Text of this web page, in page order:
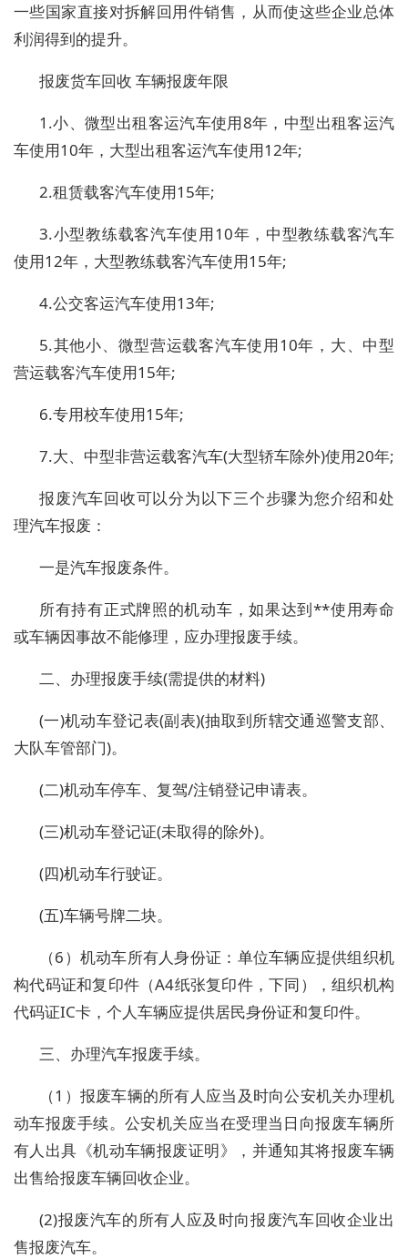
一些国家直接对拆解回用件销售，从而使这些企业总体
利润得到的提升。
报废货车回收 车辆报废年限
1.小、微型出租客运汽车使用8年，中型出租客运汽
车使用10年，大型出租客运汽车使用12年;
2.租赁载客汽车使用15年;
3.小型教练载客汽车使用10年，中型教练载客汽车
使用12年，大型教练载客汽车使用15年;
4.公交客运汽车使用13年;
5.其他小、微型营运载客汽车使用10年，大、中型
营运载客汽车使用15年;
6.专用校车使用15年;
7.大、中型非营运载客汽车(大型轿车除外)使用20年;
报废汽车回收可以分为以下三个步骤为您介绍和处
理汽车报废：
一是汽车报废条件。
所有持有正式牌照的机动车，如果达到**使用寿命
或车辆因事故不能修理，应办理报废手续。
二、办理报废手续(需提供的材料)
(一)机动车登记表(副表)(抽取到所辖交通巡警支部、
大队车管部门)。
(二)机动车停车、复驾/注销登记申请表。
(三)机动车登记证(未取得的除外)。
(四)机动车行驶证。
(五)车辆号牌二块。
（6）机动车所有人身份证：单位车辆应提供组织机
构代码证和复印件（A4纸张复印件，下同），组织机构
代码证IC卡，个人车辆应提供居民身份证和复印件。
三、办理汽车报废手续。
（1）报废车辆的所有人应当及时向公安机关办理机
动车报废手续。公安机关应当在受理当日向报废车辆所
有人出具《机动车辆报废证明》，并通知其将报废车辆
出售给报废车辆回收企业。
(2)报废汽车的所有人应及时向报废汽车回收企业出
售报废汽车。